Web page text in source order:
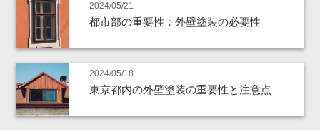
2024/05/21
都市部の重要性：外壁塗装の必要性
2024/05/18
東京都内の外壁塗装の重要性と注意点